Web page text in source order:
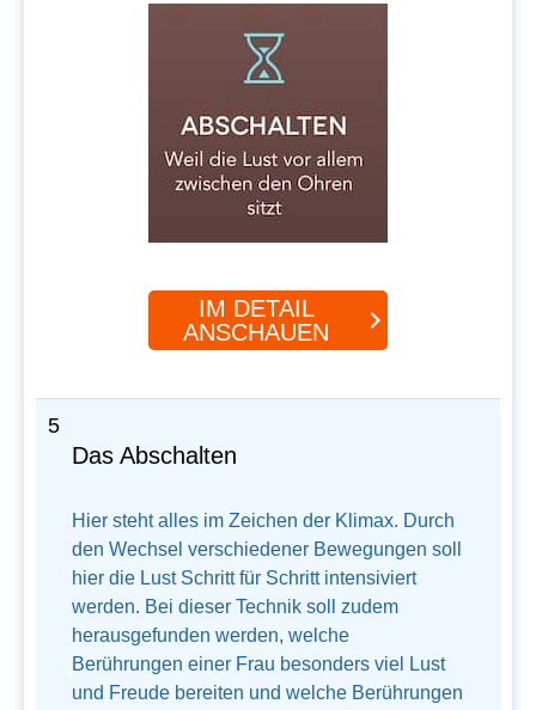
IM DETAIL
ANSCHAUEN
5
Das Abschalten
Hier steht alles im Zeichen der Klimax. Durch
den Wechsel verschiedener Bewegungen soll
hier die Lust Schritt für Schritt intensiviert
werden. Bei dieser Technik soll zudem
herausgefunden werden, welche
Berührungen einer Frau besonders viel Lust
und Freude bereiten und welche Berührungen